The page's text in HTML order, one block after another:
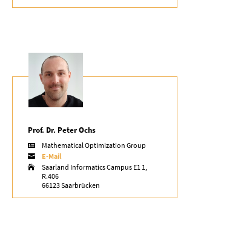
Prof. Dr. Peter Ochs
 Mathematical Optimization Group
 E-Mail

Saarland Informatics Campus E1 1,
R.406
66123 Saarbrücken